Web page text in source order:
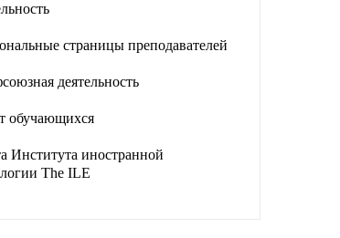
страницы преподавателей
деятельность
обучающихся
Института иностранной
The ILE